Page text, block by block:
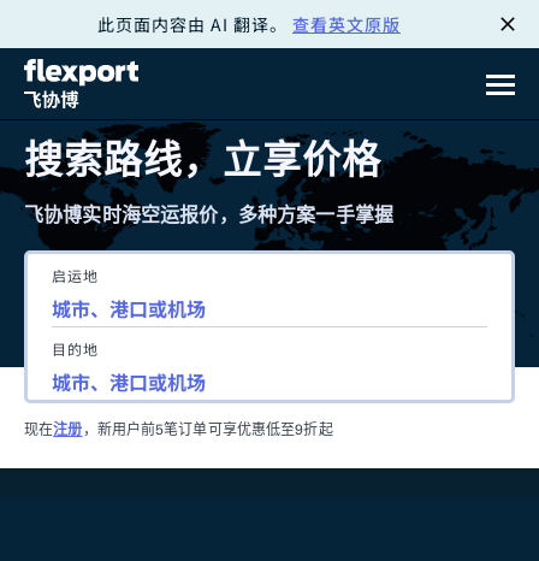
此页面内容由 AI 翻译。 查看英文原版
搜索路线，立享价格
飞协博实时海空运报价，多种方案一手掌握
启运地
目的地
现在注册 ，新用户前5笔订单可享优惠低至9折起